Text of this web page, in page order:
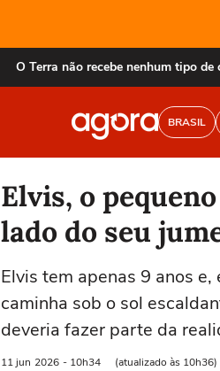
O Terra não recebe nenhum tipo
BRASIL
Elvis, o
lado do seu
Elvis tem apenas 9 anos
caminha sob o sol
deveria fazer parte da
11 jun 2026 - 10h34 (atualizado às 10h36)